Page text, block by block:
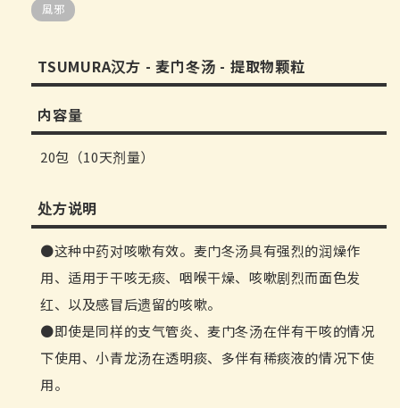
价風邪
TSUMURA汉方 - 麦门冬汤 - 提取物颗粒
内容量
20包（10天剂量）
处方说明
这种中药对咳嗽有效。麦门冬汤具有强烈的润燥作
用、适用于干咳无痰、咽喉干燥、咳嗽剧烈而面色发
红、以及感冒后遗留的咳嗽。
即使是同样的支气管炎、麦门冬汤在伴有干咳的情况
下使用、小青龙汤在透明痰、多伴有稀痰液的情况下使
用。